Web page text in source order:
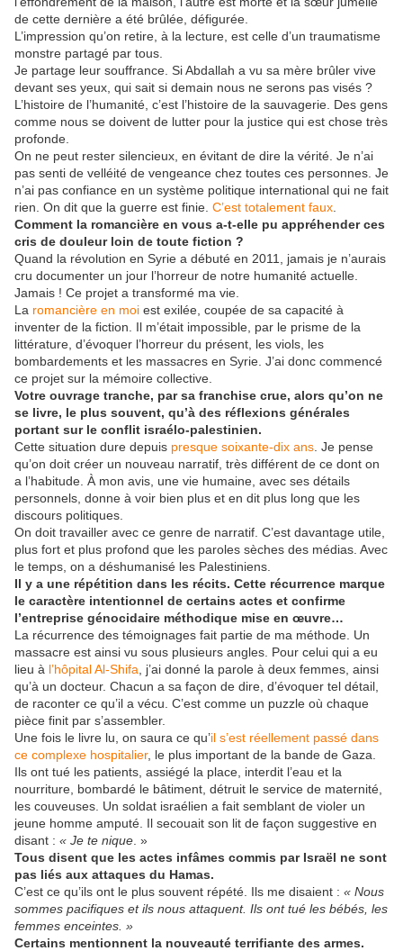
de cette dernière a été brûlée, défigurée.
L’impression qu’on retire, à la lecture, est celle d’un traumatisme
monstre partagé par tous.
Je partage leur souffrance. Si Abdallah a vu sa mère brûler vive
devant ses yeux, qui sait si demain nous ne serons pas visés ?
L’histoire de l’humanité, c’est l’histoire de la sauvagerie. Des gens
comme nous se doivent de lutter pour la justice qui est chose très
profonde.
On ne peut rester silencieux, en évitant de dire la vérité. Je n’ai
pas senti de velléité de vengeance chez toutes ces personnes. Je
n’ai pas confiance en un système politique international qui ne fait
rien. On dit que la guerre est finie. C’est totalement faux
Comment la romancière en vous a-t-elle pu appréhender ces
cris de douleur loin de toute fiction ?
Quand la révolution en Syrie a débuté en 2011, jamais je n’aurais
cru documenter un jour l’horreur de notre humanité actuelle.
Jamais ! Ce projet a transformé ma vie.
La romancière en moi est exilée, coupée de sa capacité à
inventer de la fiction. Il m’était impossible, par le prisme de la
littérature, d’évoquer l’horreur du présent, les viols, les
bombardements et les massacres en Syrie. J’ai donc commencé
ce projet sur la mémoire collective.
Votre ouvrage tranche, par sa franchise crue, alors qu’on ne
se livre, le plus souvent, qu’à des réflexions générales
portant sur le conflit israélo-palestinien.
Cette situation dure depuis presque soixante-dix ans . Je pense
qu’on doit créer un nouveau narratif, très différent de ce dont on
a l’habitude. À mon avis, une vie humaine, avec ses détails
personnels, donne à voir bien plus et en dit plus long que les
discours politiques.
On doit travailler avec ce genre de narratif. C’est davantage utile,
plus fort et plus profond que les paroles sèches des médias. Avec
le temps, on a déshumanisé les Palestiniens.
Il y a une répétition dans les récits. Cette récurrence marque
le caractère intentionnel de certains actes et confirme
l’entreprise génocidaire méthodique mise en œuvre…
La récurrence des témoignages fait partie de ma méthode. Un
massacre est ainsi vu sous plusieurs angles. Pour celui qui a eu
lieu à l’hôpital Al-Shifa , j’ai donné la parole à deux femmes, ainsi
qu’à un docteur. Chacun a sa façon de dire, d’évoquer tel détail,
de raconter ce qu’il a vécu. C’est comme un puzzle où chaque
pièce finit par s’assembler.
Une fois le livre lu, on saura ce qu’il s’est réellement passé dans
ce complexe hospitalier, le plus important de la bande de Gaza.
Ils ont tué les patients, assiégé la place, interdit l’eau et la
nourriture, bombardé le bâtiment, détruit le service de maternité,
les couveuses. Un soldat israélien a fait semblant de violer un
jeune homme amputé. Il secouait son lit de façon suggestive en
disant : « Je te nique . »
Tous disent que les actes infâmes commis par Israël ne sont
pas liés aux attaques du Hamas.
C’est ce qu’ils ont le plus souvent répété. Ils me disaient : « Nous
sommes pacifiques et ils nous attaquent. Ils ont tué les bébés, les
femmes enceintes. »
Certains mentionnent la nouveauté terrifiante des armes.